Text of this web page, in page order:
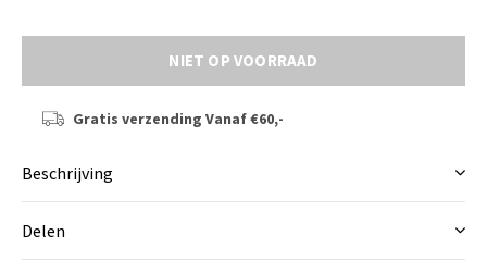
NIET OP VOORRAAD
Gratis verzending Vanaf €60,-
Beschrijving
Delen